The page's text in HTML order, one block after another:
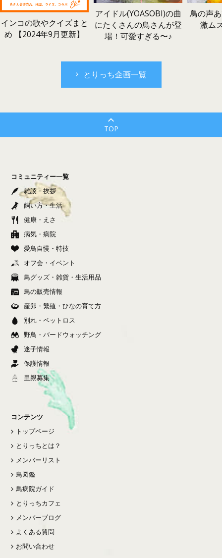
インコの歌やクイズまと
め 【2024年9月更新】
アイドル(YOASOBI)の曲
にたくさんの鳥さんが登
場！可愛すぎる〜♪
鳥の声
激ム
とりっち企画一覧
TOP
コミュニティー一覧
雑談・挨拶
飼い方・生活
健康・えさ
病気・病院
愛鳥自慢・特技
オフ会・イベント
鳥グッズ・雑貨・生活用品
鳥の販売情報
産卵・繁殖・ひなの育て方
別れ・ペットロス
野鳥・バードウォッチング
迷子情報
保護情報
里親募集
コンテンツ
トップページ
とりっちとは？
メンバーリスト
鳥図鑑
鳥病院ガイド
とりっちカフェ
メンバーブログ
よくある質問
お問い合わせ